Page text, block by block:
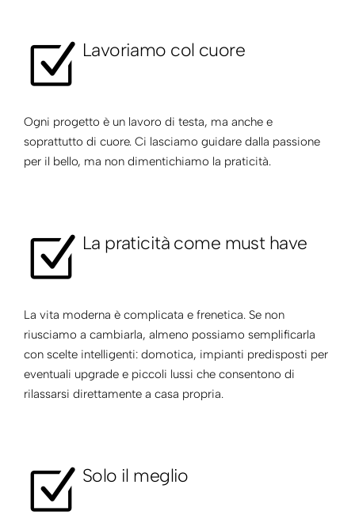
Lavoriamo col cuore
Ogni progetto è un lavoro di testa, ma anche e
soprattutto di cuore. Ci lasciamo guidare dalla passione
per il bello, ma non dimentichiamo la praticità.
La praticità come must have
La vita moderna è complicata e frenetica. Se non
riusciamo a cambiarla, almeno possiamo semplificarla
con scelte intelligenti: domotica, impianti predisposti per
eventuali upgrade e piccoli lussi che consentono di
rilassarsi direttamente a casa propria.
Solo il meglio